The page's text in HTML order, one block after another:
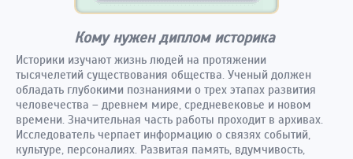
Кому нужен диплом историка
Историки изучают жизнь людей на протяжении
тысячелетий существования общества. Ученый должен
обладать глубокими познаниями о трех этапах развития
человечества – древнем мире, средневековье и новом
времени. Значительная часть работы проходит в архивах.
Исследователь черпает информацию о связях событий,
культуре, персоналиях. Развитая память, вдумчивость,